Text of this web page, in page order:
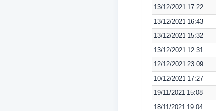
13/12/2021 17:22
13/12/2021 16:43
13/12/2021 15:32
13/12/2021 12:31
12/12/2021 23:09
10/12/2021 17:27
19/11/2021 15:08
18/11/2021 19:04